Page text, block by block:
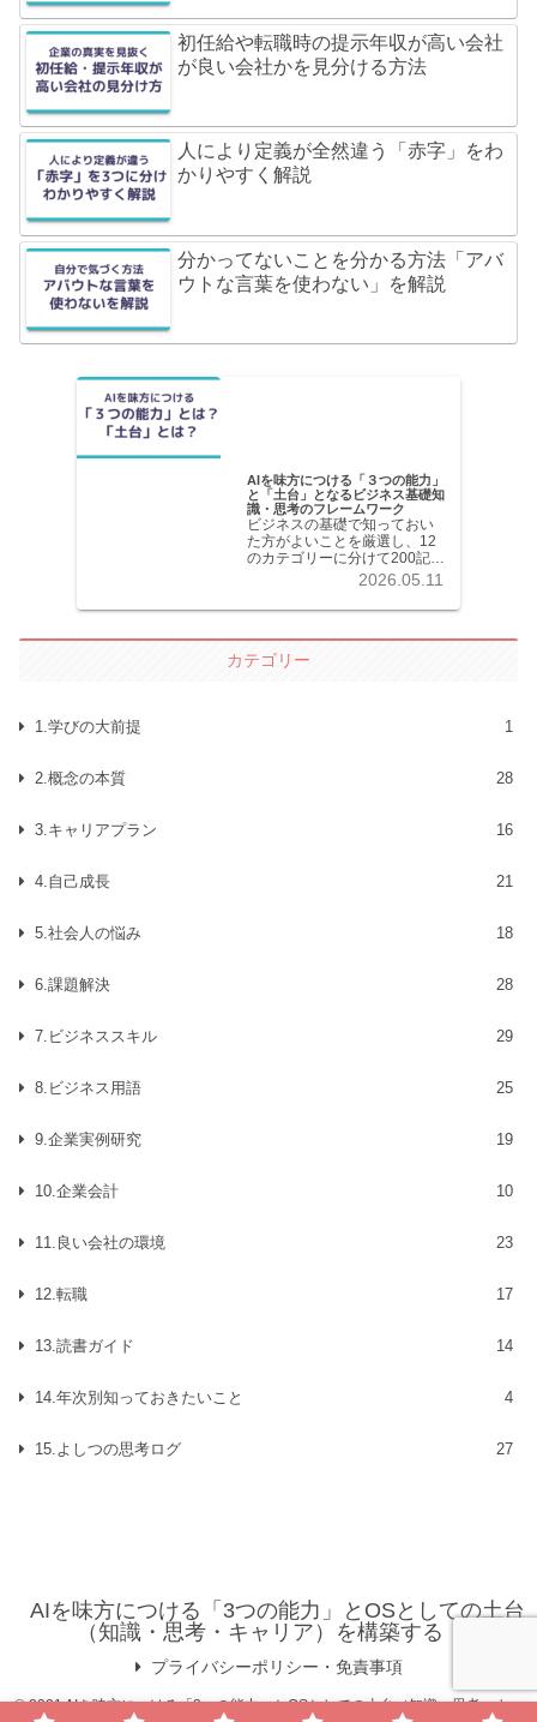
初任給や転職時の提示年収が高い会社
が良い会社かを見分ける方法
人により定義が全然違う「赤字」をわ
かりやすく解説
分かってないことを分かる方法「アバ
ウトな言葉を使わない」を解説
AIを味方につける「３つの能力」
と「土台」となるビジネス基礎知
識・思考のフレームワーク
ビジネスの基礎で知っておい
た方がよいことを厳選し、12
のカテゴリーに分けて200記事
以上を掲載しています。各記
ます。
2026.05.11
カテゴリー
1.学びの大前提 1
2.概念の本質 28
3.キャリアプラン 16
4.自己成長 21
5.社会人の悩み 18
6.課題解決 28
7.ビジネススキル 29
8.ビジネス用語 25
9.企業実例研究 19
10.企業会計 10
11.良い会社の環境 23
12.転職 17
13.読書ガイド 14
14.年次別知っておきたいこと 4
15.よしつの思考ログ 27
AIを味方につける「3つの能力」とOSとしての土台
（知識・思考・キャリア）を構築する
プライバシーポリシー・免責事項
© 2021 AIを味方につける「3つの能力」とOSとしての土台（知識・思考・キャ